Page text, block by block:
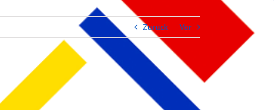
Zurück Vor